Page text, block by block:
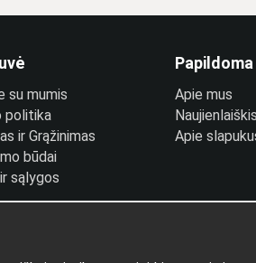
su mumis
politika
ir Grąžinimas
būdai
sąlygos
prisijungimas
Apie mus
Naujienlaiškis
Apie